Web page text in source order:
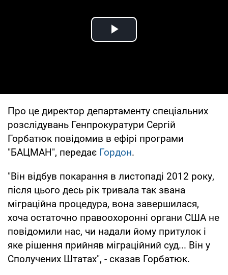
Play Video
Про це директор департаменту спеціальних
розслідувань Генпрокуратури Сергій
Горбатюк повідомив в ефірі програми
"БАЦМАН", передає Гордон.
"Він відбув покарання в листопаді 2012 року,
після цього десь рік тривала так звана
міграційна процедура, вона завершилася,
хоча остаточно правоохоронні органи США не
повідомили нас, чи надали йому притулок і
яке рішення прийняв міграційний суд... Він у
Сполучених Штатах", - сказав Горбатюк.